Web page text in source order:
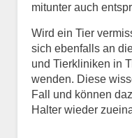
mitunter auch
Wird ein Tier
sich ebenfalls an
und Tierkliniken in
wenden. Diese
Fall und können
Halter wieder